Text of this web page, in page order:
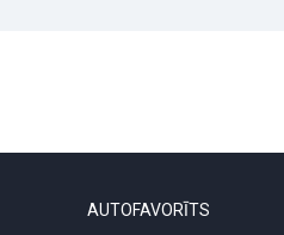
AUTOFAVORĪTS